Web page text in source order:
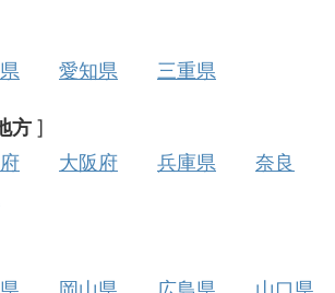
愛知県 三重県
方 ]
大阪府 兵庫県
奈良